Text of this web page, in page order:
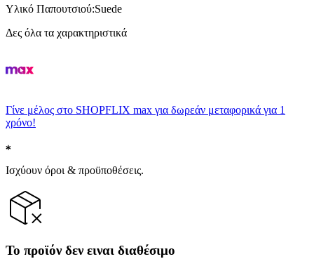
Υλικό Παπουτσιού:Suede
Δες όλα τα χαρακτηριστικά
Γίνε μέλος στο SHOPFLIX max για δωρεάν μεταφορικά για 1
χρόνο!
Ισχύουν όροι & προϋποθέσεις.
Το προϊόν δεν ειναι διαθέσιμο